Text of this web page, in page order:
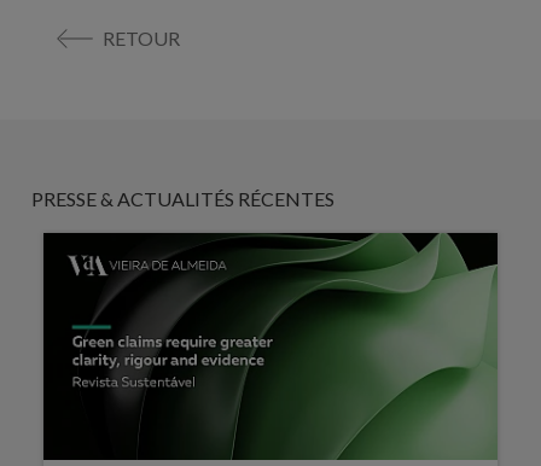
RETOUR
PRESSE & ACTUALITÉS RÉCENTES